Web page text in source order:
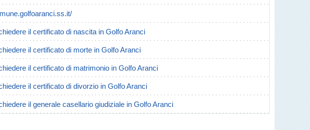
il certificato di nascita in Golfo Aranci
il certificato di morte in Golfo Aranci
il certificato di matrimonio in Golfo Aranci
il certificato di divorzio in Golfo Aranci
il generale casellario giudiziale in Golfo Aranci